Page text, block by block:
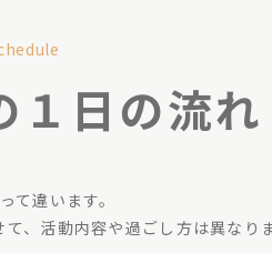
１日の流れ
違います。
、活動内容や過ごし方は異なり